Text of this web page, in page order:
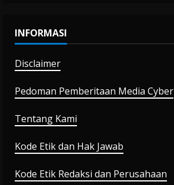
INFORMASI
Disclaimer
Pedoman Pemberitaan Media Cyber
Tentang Kami
Kode Etik dan Hak Jawab
Kode Etik Redaksi dan Perusahaan